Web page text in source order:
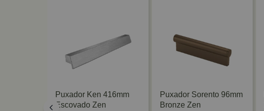
Puxador Ken 416mm
Escovado Zen
Puxador Sorento 96mm
Bronze Zen